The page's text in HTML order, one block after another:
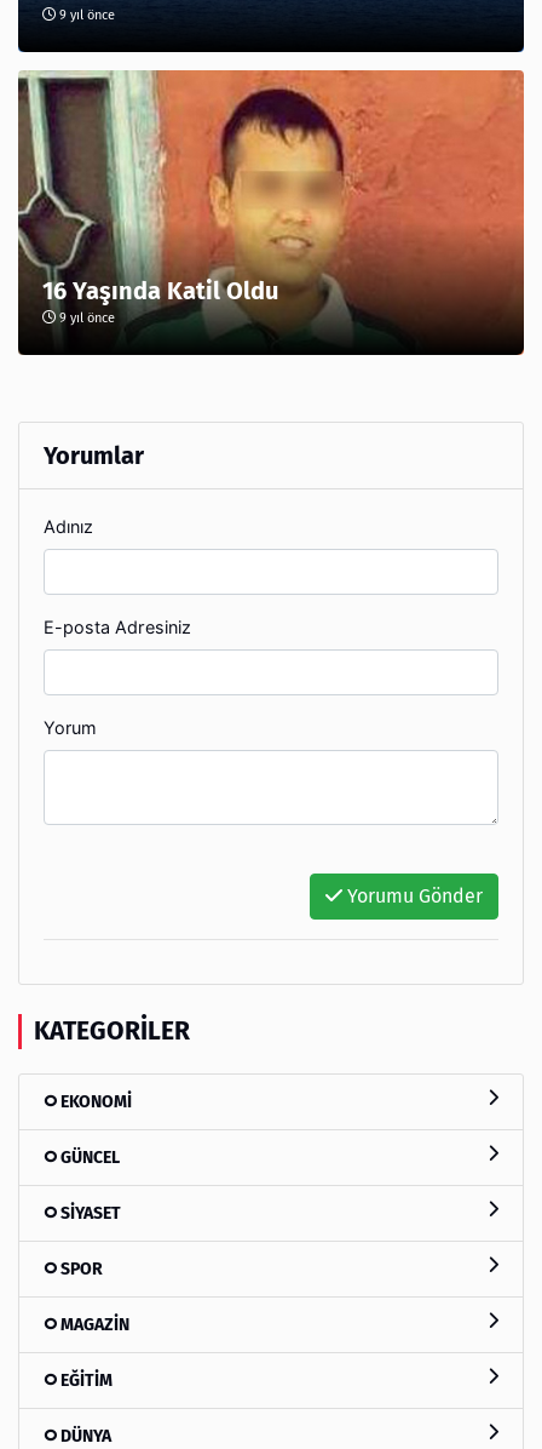
9 yıl önce
16 Yaşında Katil Oldu
9 yıl önce
Yorumlar
Adınız
E-posta Adresiniz
Yorum
Yorumu Gönder
KATEGORILER
EKONOMİ
GÜNCEL
SİYASET
SPOR
MAGAZİN
EĞİTİM
DÜNYA